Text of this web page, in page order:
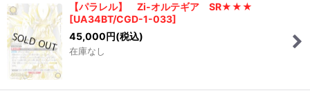
【パラレル】 Zi-オルテギア SR★★★
[UA34BT/CGD-1-033]
45,000円(税込)
在庫なし